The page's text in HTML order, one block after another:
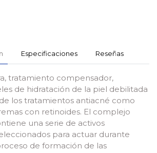
Especificaciones Reseñas
tratamiento compensador,
de hidratación de la piel debilitada
los tratamientos antiacné como
con retinoides. El complejo
una serie de activos
para actuar durante
de formación de las